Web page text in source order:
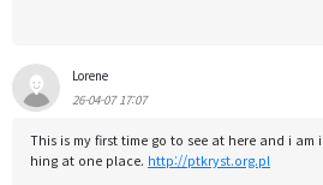
Lorene
26-04-07 17:07
This is my first time go to see at here and i
hing at one place. http://ptkryst.org.pl